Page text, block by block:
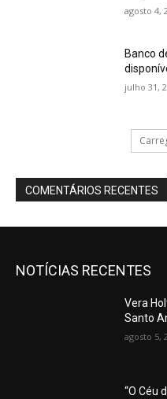
agosto 4,
Banco
julho 31,
COMENTÁRIOS RECENTES
NOTÍCIAS RECENTES
Vera
Santo
agosto 5,
“O Céu